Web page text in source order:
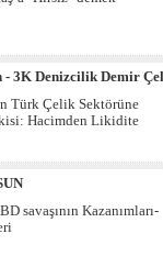
Hacimden Likidite
savaşının Kazanımları-